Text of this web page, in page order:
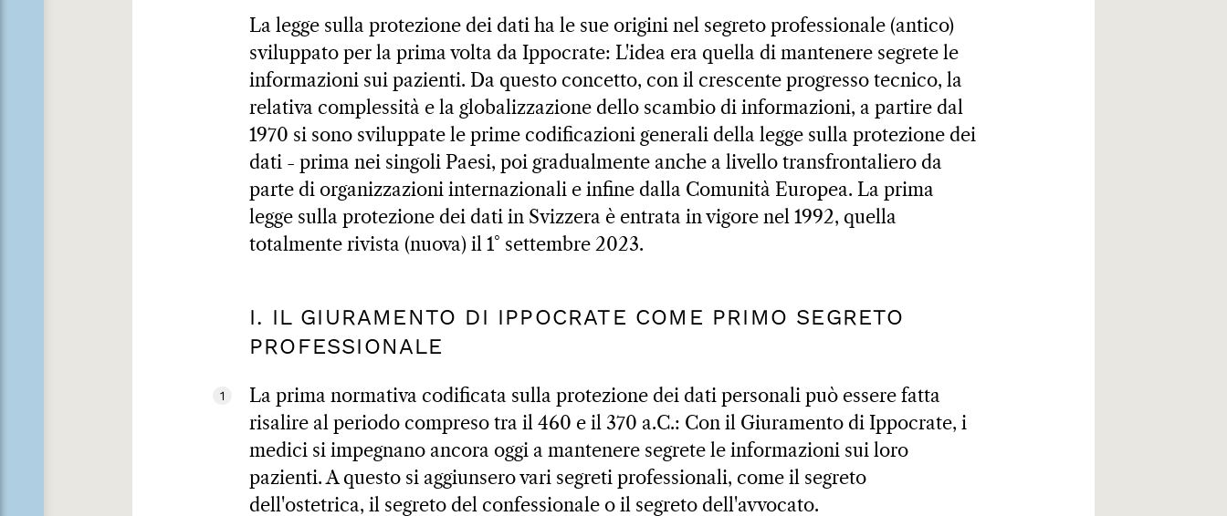
La legge sulla protezione dei dati ha le sue origini nel segreto professionale (antico)
sviluppato per la prima volta da Ippocrate: L'idea era quella di mantenere segrete le
informazioni sui pazienti. Da questo concetto, con il crescente progresso tecnico, la
relativa complessità e la globalizzazione dello scambio di informazioni, a partire dal
1970 si sono sviluppate le prime codificazioni generali della legge sulla protezione dei
dati - prima nei singoli Paesi, poi gradualmente anche a livello transfrontaliero da
parte di organizzazioni internazionali e infine dalla Comunità Europea. La prima
legge sulla protezione dei dati in Svizzera è entrata in vigore nel 1992, quella
totalmente rivista (nuova) il 1° settembre 2023.
I. IL GIURAMENTO DI IPPOCRATE COME PRIMO SEGRETO
PROFESSIONALE
1
La prima normativa codificata sulla protezione dei dati personali può essere fatta
risalire al periodo compreso tra il 460 e il 370 a.C.: Con il Giuramento di Ippocrate, i
medici si impegnano ancora oggi a mantenere segrete le informazioni sui loro
pazienti. A questo si aggiunsero vari segreti professionali, come il segreto
dell'ostetrica, il segreto del confessionale o il segreto dell'avvocato.